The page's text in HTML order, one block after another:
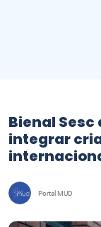
Bienal
integrar
Portal MUD